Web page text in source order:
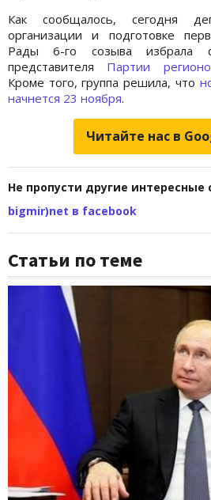
Как сообщалось, сегодня
организации и подготовке
Рады 6-го созыва избрала
представителя Партии
Кроме того, группа решила, что
начнется 23 ноября.
Читайте нас в
Не пропусти другие
bigmir)net в facebook
Статьи по теме